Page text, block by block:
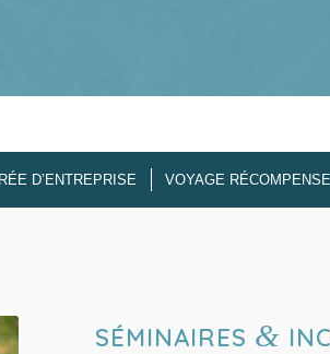
D’ENTREPRISE VOYAGE RÉCOMPENSE
SÉMINAIRES &